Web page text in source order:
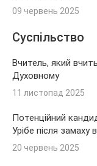
09 червень 2025
Суспільство
Вчитель, який
Духовному
11 листопад 2025
Потенційний
Урібе після
20 червень 2025